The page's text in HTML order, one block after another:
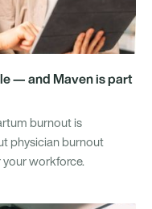
— and Maven is part
burnout is
physician burnout
workforce.